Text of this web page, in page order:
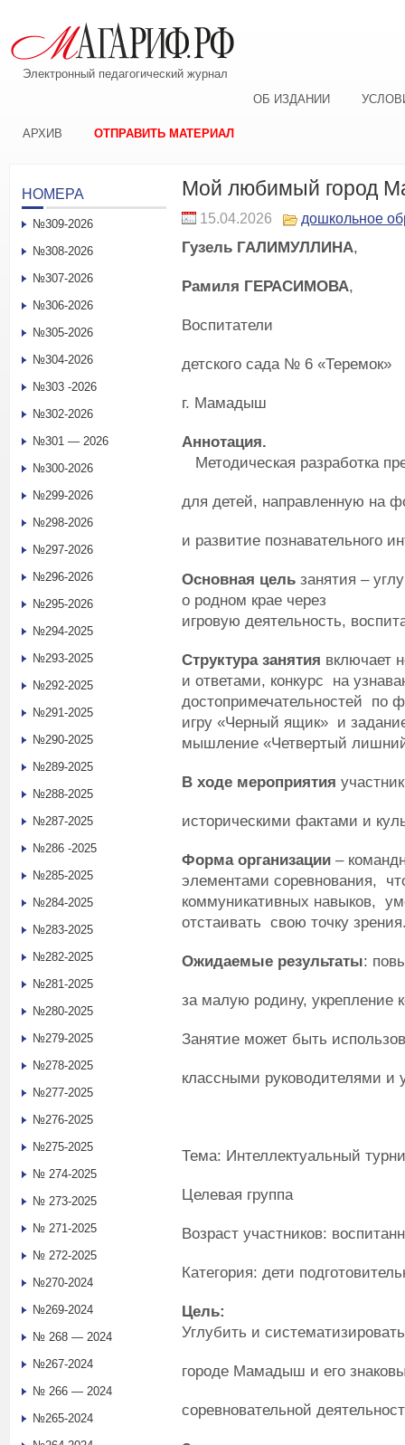
Электронный педагогический журнал
ОБ ИЗДАНИИ
АРХИВ ОТПРАВИТЬ МАТЕРИАЛ
Мой любимый город
15.04.2026 дошкольное
Гузель ГАЛИМУЛЛИНА,
Рамиля ГЕРАСИМОВА,
Воспитатели
детского сада № 6 «Теремок»
г. Мамадыш
Аннотация.
Методическая разработка
для детей, направленную на
и развитие познавательного
Основная цель занятия –
о родном крае через
игровую деятельность,
Структура занятия включает
и ответами, конкурс на
достопримечательностей по
игру «Черный ящик» и
мышление «Четвертый
В ходе мероприятия
историческими фактами и
Форма организации –
элементами соревнования,
коммуникативных навыков,
отстаивать свою точку
Ожидаемые результаты:
за малую родину, укрепление
Занятие может быть
классными руководителями и
Тема: Интеллектуальный
Целевая группа
Возраст участников:
Категория: дети
Цель:
Углубить и
городе Мамадыш и его
соревновательной
НОМЕРА
№309-2026
№308-2026
№307-2026
№306-2026
№305-2026
№304-2026
№303 -2026
№302-2026
№301 — 2026
№300-2026
№299-2026
№298-2026
№297-2026
№296-2026
№295-2026
№294-2025
№293-2025
№292-2025
№291-2025
№290-2025
№289-2025
№288-2025
№287-2025
№286 -2025
№285-2025
№284-2025
№283-2025
№282-2025
№281-2025
№280-2025
№279-2025
№278-2025
№277-2025
№276-2025
№275-2025
№ 274-2025
№ 273-2025
№ 271-2025
№ 272-2025
№270-2024
№269-2024
№ 268 — 2024
№267-2024
№ 266 — 2024
№265-2024